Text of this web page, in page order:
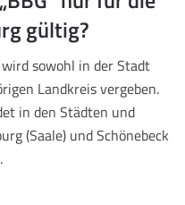
gültig?
wird sowohl in der Stadt
Landkreis vergeben.
in den Städten und
(Saale) und Schönebeck